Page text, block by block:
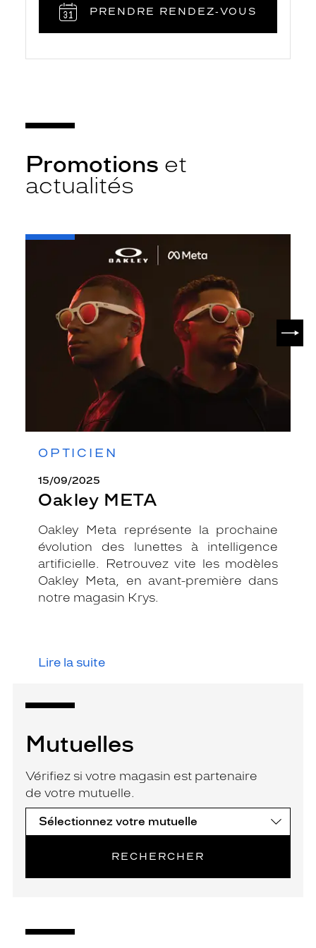
PRENDRE RENDEZ‑VOUS
Promotions et
actualités
OPTICIEN
15/09/2025
Oakley META
Oakley Meta représente la prochaine
évolution des lunettes à intelligence
artificielle. Retrouvez vite les modèles
Oakley Meta, en avant-première dans
notre magasin Krys.
Lire la suite
-
Mutuelles
Vérifiez si votre magasin est partenaire
de votre mutuelle.
RECHERCHER